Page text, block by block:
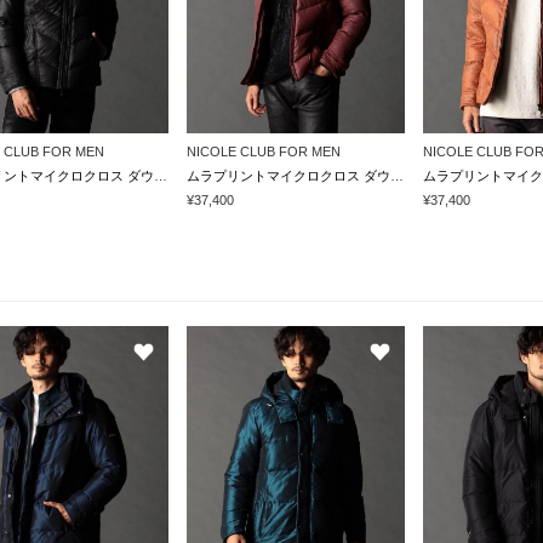
FOR MEN
NICOLE CLUB FOR MEN
¥37,400
NICOLE CLUB
¥37,400